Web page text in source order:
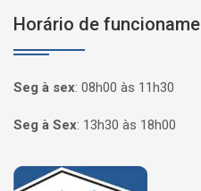
Horário de
Seg à sex: 08h00 às 11h30
Seg à Sex: 13h30 às 18h00
Página inicial